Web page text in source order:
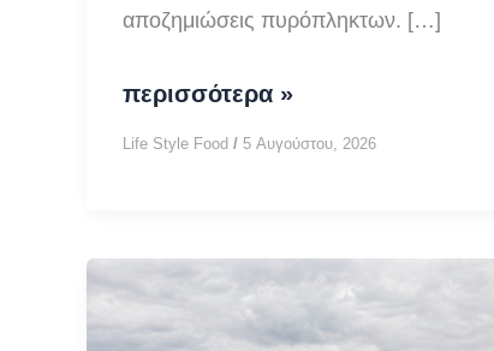
αποζημιώσεις πυρόπληκτων. […]
Αποζημιώσεις
πυρόπληκτων:
Μητσοτάκη
περισσότερα »
Life Style Food / 5 Αυγούστου, 2026